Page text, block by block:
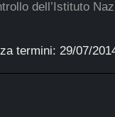
dell’Istituto
termini: 29/07/